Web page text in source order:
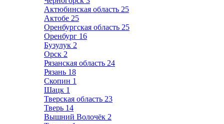
Актюбинская область 25
Актобе 25
Оренбургская область 25
Оренбург 16
Бузулук 2
Орск 2
Рязанская область 24
Рязань 18
Скопин 1
Шацк 1
Тверская область 23
Тверь 14
Вышний Волочёк 2